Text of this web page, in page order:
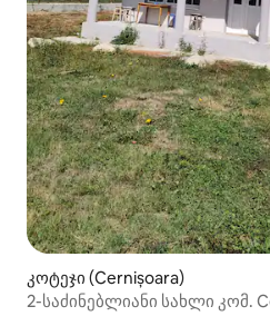
კოტეჯი (Cernișoara)
2-საძინებლიანი სახლი კომ.